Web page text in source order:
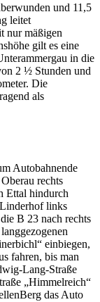
und 11,5
leitet
nur mäßigen
gilt es eine
in die
2 ½ Stunden und
Die
als
Autobahnende
rechts
Ettal hindurch
links
B 23 nach rechts
einbiegen,
fahren, bis man
Lang-Straße
„Himmelreich“
das Auto